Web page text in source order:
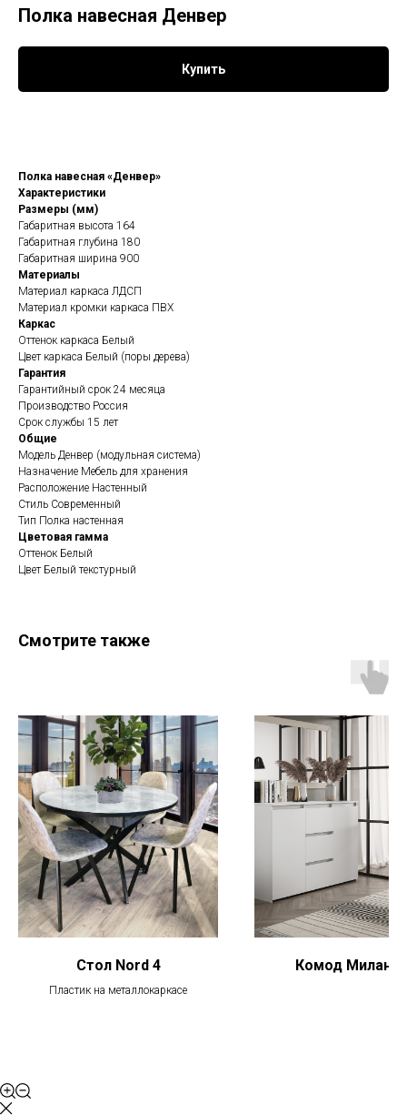
Полка навесная Денвер
Купить
Полка навесная «Денвер»
Характеристики
Размеры (мм)
Габаритная высота 164
Габаритная глубина 180
Габаритная ширина 900
Материалы
Материал каркаса ЛДСП
Материал кромки каркаса ПВХ
Каркас
Оттенок каркаса Белый
Цвет каркаса Белый (поры дерева)
Гарантия
Гарантийный срок 24 месяца
Производство Россия
Срок службы 15 лет
Общие
Модель Денвер (модульная система)
Назначение Мебель для хранения
Расположение Настенный
Стиль Современный
Тип Полка настенная
Цветовая гамма
Оттенок Белый
Цвет Белый текстурный
Смотрите также
Стол Nord 4
Пластик на металлокаркасе
Комод